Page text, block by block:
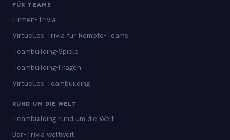
FÜR TEAMS
Firmen-Trivia
Virtuelles Trivia für Remote-Teams
Teambuilding-Spiele
Teambuilding-Fragen
Virtuelles Teambuilding
RUND UM DIE WELT
Teambuilding rund um die Welt
Bar-Trivia weltweit